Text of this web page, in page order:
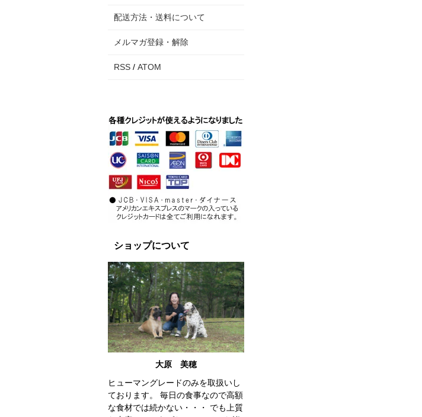
配送方法・送料について
メルマガ登録・解除
RSS / ATOM
ショップについて
大原 美穂
ヒューマングレードのみを取扱いし
ております。 毎日の食事なので高額
な食材では続かない・・・ でも上質